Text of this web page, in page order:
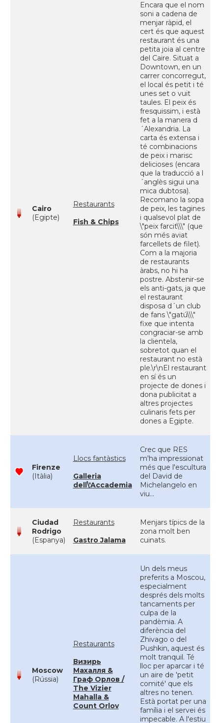
Cairo
(Egipte)
Restaurants
Fish & Chips
Encara que el nom
soni a cadena de
menjar ràpid, el
cert és que aquest
restaurant és una
petita joia al centre
del Caire. Situat a
Downtown, en un
carrer concorregut,
el local és petit i té
unes set o vuit
taules. El peix és
fresquissim, i està
fet a la manera d
´Alexandria. La
carta és extensa i
té combinacions
de peix i marisc
delicioses (encara
que la traducció a l
´anglès sigui una
mica dubtosa).
Recomano la sopa
de peix, les tagines
i qualsevol plat de
\"peix farcit\\\" (que
són més aviat
farcellets de filet).
Com a la majoria
de restaurants
àrabs, no hi ha
postre. Abstenir-se
els anti-gats, ja que
el restaurant
disposa d´un club
de fans \"gatú\\\"
fixe que intenta
congraciar-se amb
la clientela,
sobretot quan el
restaurant no està
ple.\r\nEl restaurant
en sí és un
projecte de dones i
dona publicitat a
altres projectes
culinaris fets per
dones a Egipte.
Firenze
(Itàlia)
Llocs fantàstics
Galleria
dell\'Accademia
Crec que RES
m'ha impressionat
més que l'escultura
del David de
Michelangelo en
viu...
Ciudad
Rodrigo
(Espanya)
Restaurants
Gastro Jalama
Menjars típics de la
zona molt ben
cuinats.
Moscow
(Rússia)
Restaurants
Визирь
Махалля &
Граф Орлов /
The Vizier
Mahalla &
Count Orlov
Un dels meus
preferits a Moscou,
especialment
després dels molts
tancaments per
culpa de la
pandèmia. A
diferència del
Zhivago o del
Pushkin, aquest és
molt tranquil. Té
lloc per aparcar i té
un aire de 'petit
comité' que els
altres no tenen.
Està portat per una
família i el servei és
impecable. A l'estiu